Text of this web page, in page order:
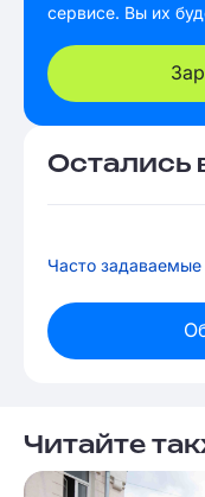
сервисе. Вы их
Остались
Часто
Читайте